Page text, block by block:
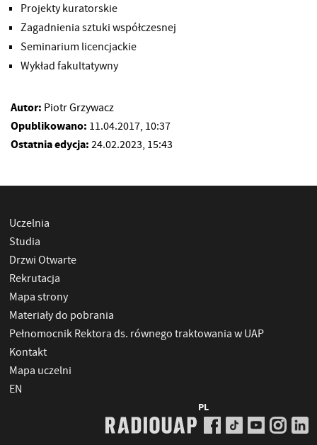
Projekty kuratorskie
Zagadnienia sztuki współczesnej
Seminarium licencjackie
Wykład fakultatywny
Autor: Piotr Grzywacz
Opublikowano: 11.04.2017, 10:37
Ostatnia edycja: 24.02.2023, 15:43
Uczelnia
Studia
Drzwi Otwarte
Rekrutacja
Mapa strony
Materiały do pobrania
Pełnomocnik Rektora ds. równego traktowania w UAP
Kontakt
Mapa uczelni
EN
PL